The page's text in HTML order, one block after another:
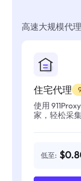
高速大规模代
住宅代理
使用
家，轻松采
低至: